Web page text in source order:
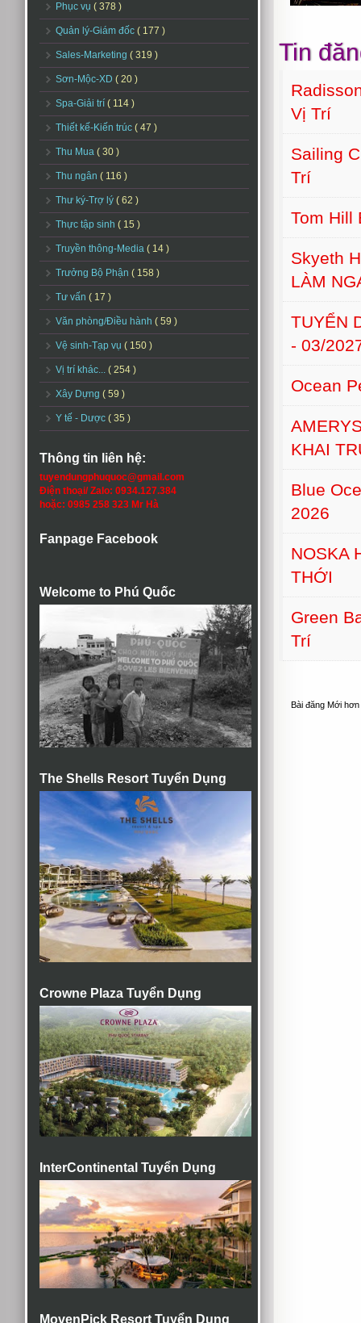
Phục vụ ( 378 )
Quản lý-Giám đốc ( 177 )
Sales-Marketing ( 319 )
Sơn-Mộc-XD ( 20 )
Spa-Giải trí ( 114 )
Thiết kế-Kiến trúc ( 47 )
Thu Mua ( 30 )
Thu ngân ( 116 )
Thư ký-Trợ lý ( 62 )
Thực tập sinh ( 15 )
Truyền thông-Media ( 14 )
Trưởng Bộ Phận ( 158 )
Tư vấn ( 17 )
Văn phòng/Điều hành ( 59 )
Vệ sinh-Tạp vụ ( 150 )
Vị trí khác... ( 254 )
Xây Dựng ( 59 )
Y tế - Dược ( 35 )
Thông tin liên hệ:
tuyendungphuquoc@gmail.com
Điện thoại/ Zalo: 0934.127.384
hoặc: 0985 258 323 Mr Hà
Fanpage Facebook
Welcome to Phú Quốc
The Shells Resort Tuyển Dụng
Crowne Plaza Tuyển Dụng
InterContinental Tuyển Dụng
MovenPick Resort Tuyển Dụng
Tin
Vị Trí
Sailing
Trí
Tom Hill
Skyeth
LÀM
TUYỂN
- 03/
Ocean
KHAI
Blue
2026
NOSKA
THỚI
Green
Trí
Bài đăng Mới hơn